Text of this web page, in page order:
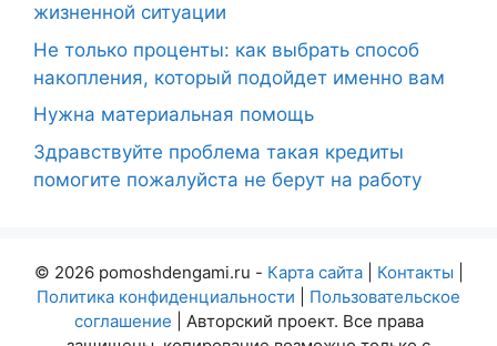
жизненной ситуации
Не только проценты: как выбрать способ
накопления, который подойдет именно вам
Нужна материальная помощь
Здравствуйте проблема такая кредиты
помогите пожалуйста не берут на работу
© 2026 pomoshdengami.ru - Карта сайта| Контакты
Политика конфиденциальности
Пользовательское
соглашение | Авторский проект. Все права